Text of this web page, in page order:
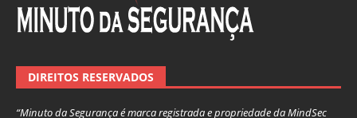
DIREITOS RESERVADOS
“Minuto da Segurança é marca registrada e propriedade da MindSec